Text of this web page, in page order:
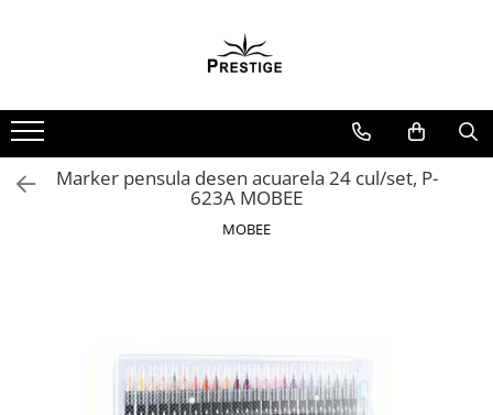
Noutati
Promotii
Pachete Speciale Carti
Spiritualitate - Ezoterism
Dezvoltare Spirituala
KidConnection
Marker pensula desen acuarela 24 cul/set, P-
623A MOBEE
MOBEE